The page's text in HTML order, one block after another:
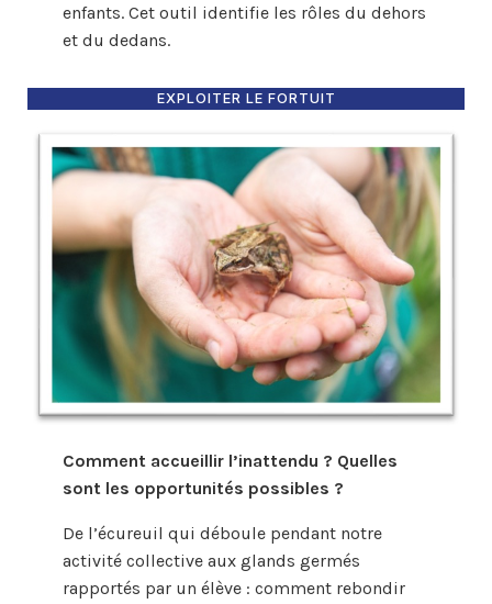
enfants. Cet outil identifie les rôles du dehors
et du dedans.
EXPLOITER LE FORTUIT
Comment accueillir l’inattendu ? Quelles
sont les opportunités possibles ?
De l’écureuil qui déboule pendant notre
activité collective aux glands germés
rapportés par un élève : comment rebondir